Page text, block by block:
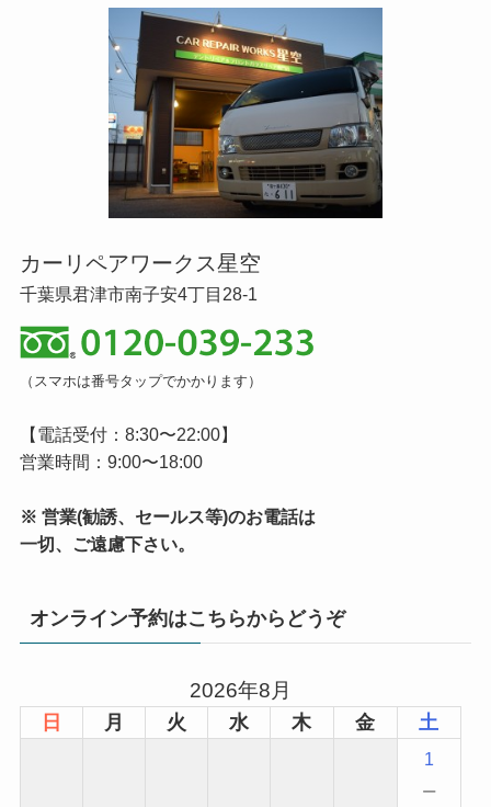
カーリペアワークス星空
千葉県君津市南子安4丁目28-1
（スマホは番号タップでかかります）
【電話受付：8:30〜22:00】
営業時間：9:00〜18:00
※ 営業(勧誘、セールス等)のお電話は
一切、ご遠慮下さい。
オンライン予約はこちらからどうぞ
2026年8月
日 月 火 水 木 金 土
1
−